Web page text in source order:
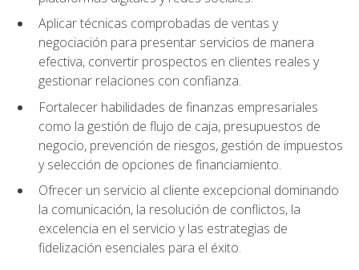
Aplicar técnicas comprobadas de ventas y
negociación para presentar servicios de manera
efectiva, convertir prospectos en clientes reales y
gestionar relaciones con confianza.
Fortalecer habilidades de finanzas empresariales
como la gestión de flujo de caja, presupuestos de
negocio, prevención de riesgos, gestión de impuestos
y selección de opciones de financiamiento.
Ofrecer un servicio al cliente excepcional dominando
la comunicación, la resolución de conflictos, la
excelencia en el servicio y las estrategias de
fidelización esenciales para el éxito.